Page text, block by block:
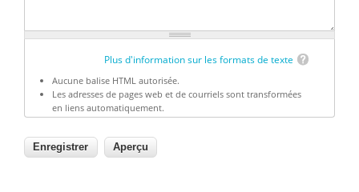
Plus d'information sur les formats de texte
Aucune balise HTML autorisée.
Les adresses de pages web et de courriels sont transformées
en liens automatiquement.